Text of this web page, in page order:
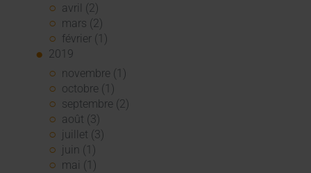
avril (2)
mars (2)
février (1)
2019
novembre (1)
octobre (1)
septembre (2)
août (3)
juillet (3)
juin (1)
mai (1)